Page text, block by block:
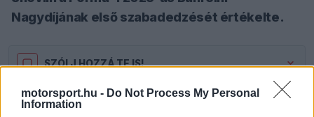
motorsport.hu - Do Not Process My Personal
Information
Nagydíjának első szabadedzését értékelte.
SZÓLJ HOZZÁ TE IS!
A Mercedes lassabbnak tűnt a két Red Bullnál a